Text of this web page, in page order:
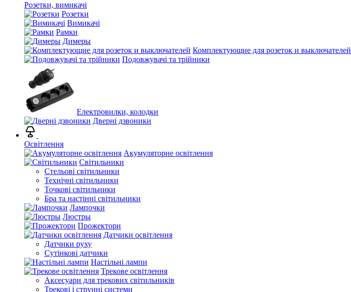
Розетки, вимикачі
Розетки
Вимикачі
Рамки
Димеры
Комплектующие для розеток и выключателей
Подовжувачі та трійники
Електровилки, колодки
Дверні дзвоники
Освітлення
Акумуляторне освітлення
Світильники
Стельові світильники
Технічні світильники
Точкові світильники
Бра та настінні світильники
Лампочки
Люстры
Прожектори
Датчики освітлення
Датчики руху
Сутінкові датчики
Настільні лампи
Трекове освітлення
Аксесуари для трекових світильників
Трекові і струнні системи